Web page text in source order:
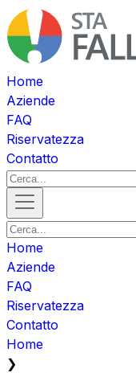
Home
Aziende
FAQ
Riservatezza
Contatto
Home
Aziende
FAQ
Riservatezza
Contatto
Home
❯